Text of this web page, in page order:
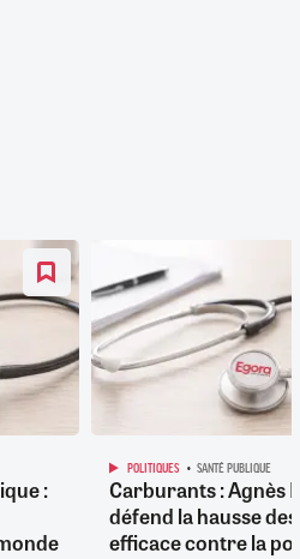
:
POLITIQUES SANTÉ PUBLIQUE
Carburants : Agnès
défend la hausse
efficace contre la